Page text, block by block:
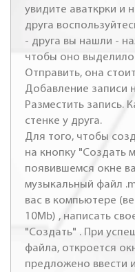
увидите аваткрки и
друга
- друга вы нашли -
чтобы оно
Отправить, она
Добавление записи
Разместить запись.
стенке у друга.
Для того, чтобы
на кнопку "Создать
появившемся окне
музыкальный файл
вас в компьютере
10Mb) , написать
"Создать" . При
файла, откроется
предложено ввести